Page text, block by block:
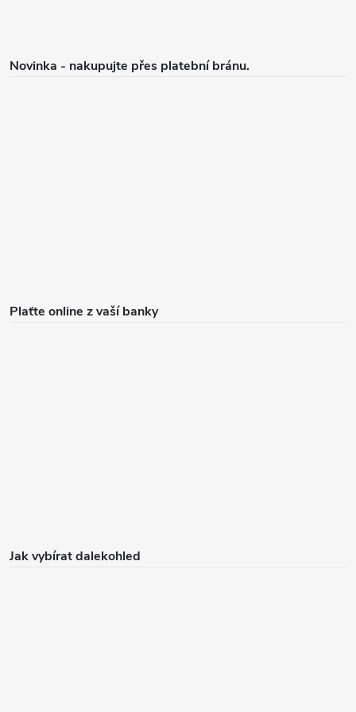
Novinka - nakupujte přes platební bránu.
Plaťte online z vaší banky
Jak vybírat dalekohled